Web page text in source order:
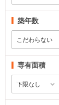
築年数
専有面積